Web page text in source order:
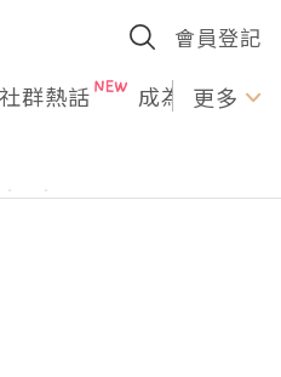
會員登記
社群熱話 成為U更多